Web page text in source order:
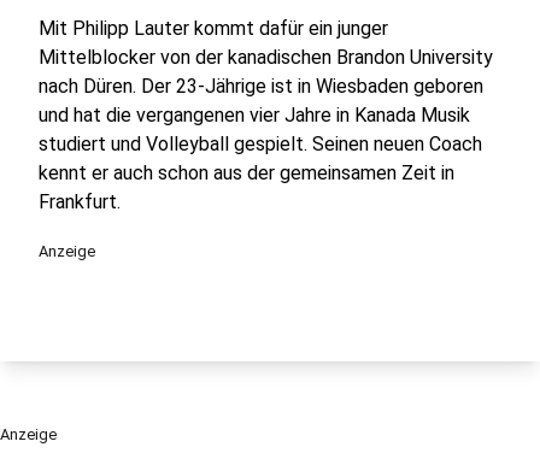
Mit Philipp Lauter kommt dafür ein junger
Mittelblocker von der kanadischen Brandon University
nach Düren. Der 23-Jährige ist in Wiesbaden geboren
und hat die vergangenen vier Jahre in Kanada Musik
studiert und Volleyball gespielt. Seinen neuen Coach
kennt er auch schon aus der gemeinsamen Zeit in
Frankfurt.
Anzeige
Anzeige